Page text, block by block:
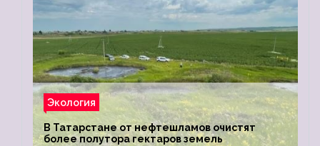
Экология
В Татарстане от нефтешламов очистят
более полутора гектаров земель